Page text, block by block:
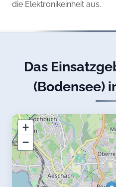
die Elektronikeinheit aus.
Das
(Bodensee)
+
−